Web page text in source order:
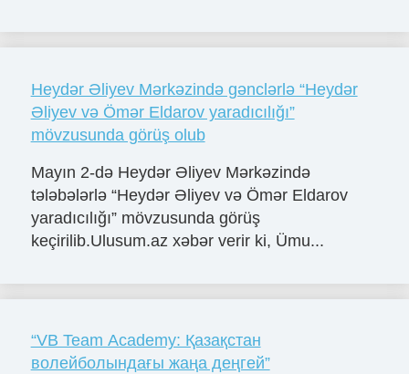
Heydər Əliyev Mərkəzində gənclərlə “Heydər
Əliyev və Ömər Eldarov yaradıcılığı”
mövzusunda görüş olub
Mayın 2-də Heydər Əliyev Mərkəzində
tələbələrlə “Heydər Əliyev və Ömər Eldarov
yaradıcılığı” mövzusunda görüş
keçirilib.Ulusum.az xəbər verir ki, Ümu...
“VB Team Academy: Қазақстан
волейболындағы жаңа деңгей”